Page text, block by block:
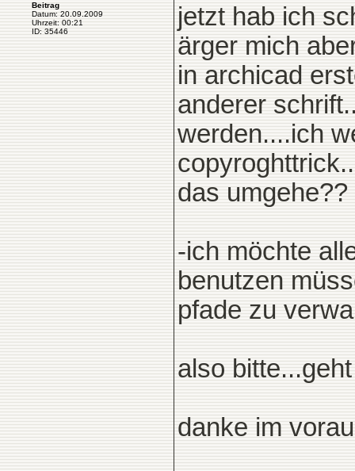
Beitrag
Datum: 20.09.2009
Uhrzeit: 00:21
ID: 35446
jetzt hab ich
ärger mich
in archicad
anderer
werden....ich
das umgehe??
-ich möchte
benutzen
pfade zu
also
danke im